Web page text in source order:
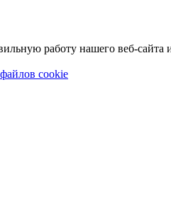
работу нашего веб-сайта
cookie